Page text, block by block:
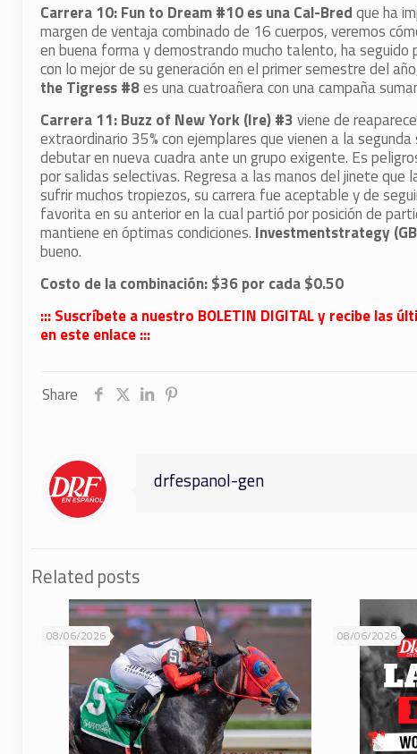
Carrera 10: Fun to Dream #10 es una Cal-Bredque ha
margen de ventaja combinado de 16 cuerpos, veremos
en buena forma y demostrando mucho talento, ha seguido
con lo mejor de su generación en el primer semestre del
the Tigress #8es una cuatroañera con una campaña
Carrera 11: Buzz of New York (Ire) #3viene de
extraordinario 35% con ejemplares que vienen a la
debutar en nueva cuadra ante un grupo exigente. Es
por salidas selectivas. Regresa a las manos del jinete que
sufrir muchos tropiezos, su carrera fue aceptable y de
favorita en su anterior en la cual partió por posición de
mantiene en óptimas condiciones. Investmentstrategy
bueno.
Costo de la combinación: $36 por cada $0.50
::: Suscríbete a nuestro BOLETIN DIGITAL y recibe
en este enlace :::
Share
drfespanol-gen
Related posts
08/06/2026 08/06/2026